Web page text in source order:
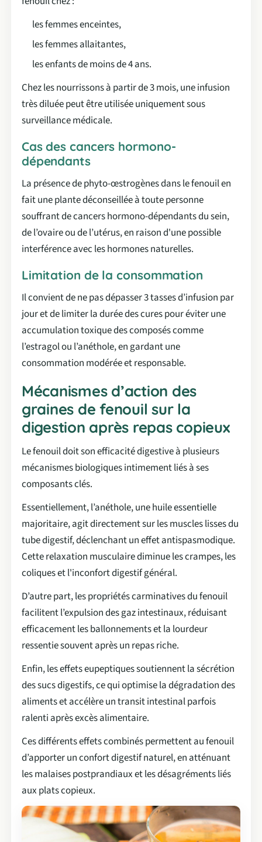
les femmes enceintes,
les femmes allaitantes,
les enfants de moins de 4 ans.
Chez les nourrissons à partir de 3 mois, une infusion
très diluée peut être utilisée uniquement sous
surveillance médicale.
Cas des cancers hormono-
dépendants
La présence de phyto-œstrogènes dans le fenouil en
fait une plante déconseillée à toute personne
souffrant de cancers hormono-dépendants du sein,
de l’ovaire ou de l’utérus, en raison d'une possible
interférence avec les hormones naturelles.
Limitation de la consommation
Il convient de ne pas dépasser 3 tasses d’infusion par
jour et de limiter la durée des cures pour éviter une
accumulation toxique des composés comme
l’estragol ou l’anéthole, en gardant une
consommation modérée et responsable.
Mécanismes d’action des
graines de fenouil sur la
digestion après repas copieux
Le fenouil doit son efficacité digestive à plusieurs
mécanismes biologiques intimement liés à ses
composants clés.
Essentiellement, l’anéthole, une huile essentielle
majoritaire, agit directement sur les muscles lisses du
tube digestif, déclenchant un effet antispasmodique.
Cette relaxation musculaire diminue les crampes, les
coliques et l'inconfort digestif général.
D’autre part, les propriétés carminatives du fenouil
facilitent l’expulsion des gaz intestinaux, réduisant
efficacement les ballonnements et la lourdeur
ressentie souvent après un repas riche.
Enfin, les effets eupeptiques soutiennent la sécrétion
des sucs digestifs, ce qui optimise la dégradation des
aliments et accélère un transit intestinal parfois
ralenti après excès alimentaire.
Ces différents effets combinés permettent au fenouil
d’apporter un confort digestif naturel, en atténuant
les malaises postprandiaux et les désagréments liés
aux plats copieux.